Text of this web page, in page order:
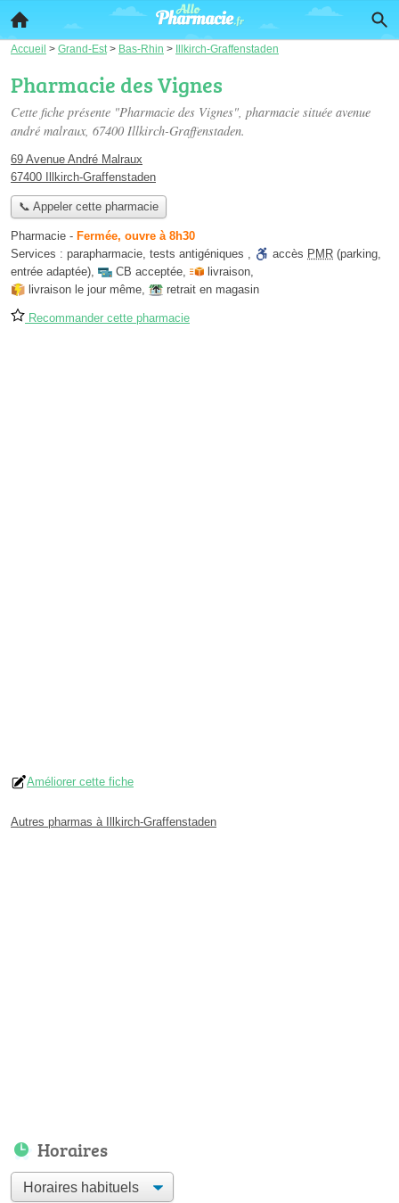
Accueil > Grand-Est > Bas-Rhin > Illkirch-Graffenstaden
Pharmacie des Vignes
Cette fiche présente "Pharmacie des Vignes", pharmacie située avenue
andré malraux, 67400 Illkirch-Graffenstaden.
69 Avenue André Malraux
67400 Illkirch-Graffenstaden
📞 Appeler cette pharmacie
Pharmacie - Fermée, ouvre à 8h30
Services : parapharmacie, tests antigéniques , accès PMR (parking,
entrée adaptée), CB acceptée, livraison,
livraison le jour même, retrait en magasin
Recommander cette pharmacie
Améliorer cette fiche
Autres pharmas à Illkirch-Graffenstaden
Horaires